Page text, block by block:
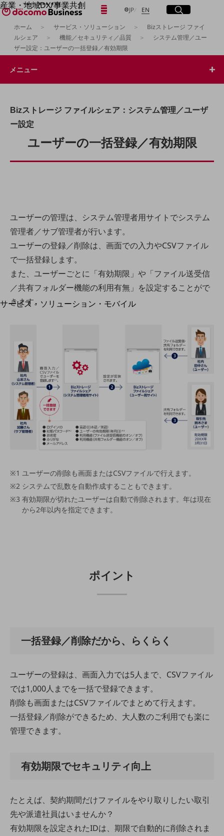
メニュー
産業・地域DX/事業共創
OPEN HUB for Plural Futures
自律・分散・協調型社会の実現を目指し、
「社会可能性」を探究・実装する事業共創エコシステムです。
OPEN HUB for Plural Futuresとは
記事コンテンツ
産業・地域DXプラットフォーマーとして
企業と地域が持続成長する社会を目指します
Smart Education
Smart Industry
地域社会を支える皆さまと地域課題の解決や
地域経済のさらなる活性化に取り組みます
自治体・地域社会との共創
LGPF(Local Government Platform)
別ウィンドウで開きます
サービス・ソリューション・モバイル
サービス・ソリューションをご紹介
カテゴリーで探す
カテゴリーで探すTOP
ネットワーク・モバイル
クラウド・データセンター
電話・映像コミュニケーション
セキュリティ
データ利活用
業務効率化
職場環境整備
地域共創・地方創生
セキュリティ対策
遠隔監視
自動化・省電化
業種・業態で探す
業種・業態で探すTOP
自治体
JP日本語
ENEnglishサイト内検索
開く
メニュー
開く
フリーワードを入力して探す
フリーワードでNTTドコモビジネスの
取り組みを検索
ホーム サービス・ソリューション
Bizストレージ ファイ
ルシェア
機能／セキュリティ／品質
システム管理／ユー
ザー設定：ユーザーの一括登録／有効期限
Bizストレージ ファイルシェア：システム管理／ユーザ
ー設定
ユーザーの一括登録／有効期限
ユーザーの管理は、システム管理者用サイトでシステム
管理者／サブ管理者が行います。
ユーザーの登録／削除は、画面での入力やCSVファイル
で一括登録します。
また、ユーザーごとに「有効期限」や「ファイル送受信
／共有フォルダー機能の利用有無」を設定することがで
きます。
ユーザーの削除も画面またはCSVファイルで行えます。
システムで乱数を自動作成することもできます。
有効期限が切れたユーザーは自動で削除されます。年は現在
から2年以内を指定できます。
ポイント
一括登録／削除だから、らくらく
ユーザーの登録は、画面入力では5人まで、CSVファイル
では1,000人までを一括で登録できます。
削除も画面またはCSVファイルでまとめて行えます。
一括登録／削除ができるため、大人数のご利用でも楽に
管理できます。
有効期限でセキュリティ向上
たとえば、契約期間だけファイルをやり取りしたい取引
先や派遣社員はいませんか？
有効期限を設定されたIDは、期限で自動的に削除されま